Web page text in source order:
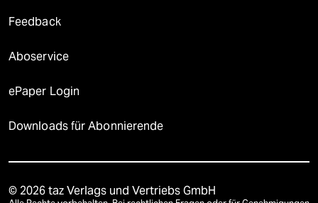
Feedback
Aboservice
ePaper Login
Downloads für Abonnierende
© 2026 taz Verlags und Vertriebs GmbH